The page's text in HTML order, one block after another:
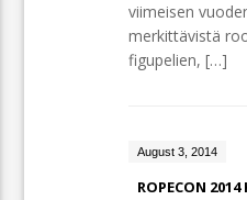
viimeisen
merkittävistä
figupelien, […]
August 3, 2014
ROPECON